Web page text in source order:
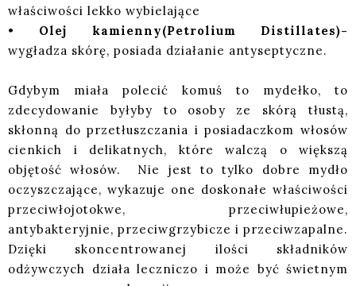
właściwości lekko wybielające
• Olej kamienny(Petrolium Distillates)-
wygładza skórę, posiada działanie antyseptyczne.
Gdybym miała polecić komuś to mydełko, to
zdecydowanie byłyby to osoby ze skórą tłustą,
skłonną do przetłuszczania i posiadaczkom włosów
cienkich i delikatnych, które walczą o większą
objętość włosów. Nie jest to tylko dobre mydło
oczyszczające, wykazuje one doskonałe właściwości
przeciwłojotokwe, przeciwłupieżowe,
antybakteryjnie, przeciwgrzybicze i przeciwzapalne.
Dzięki skoncentrowanej ilości składników
odżywczych działa leczniczo i może być świetnym